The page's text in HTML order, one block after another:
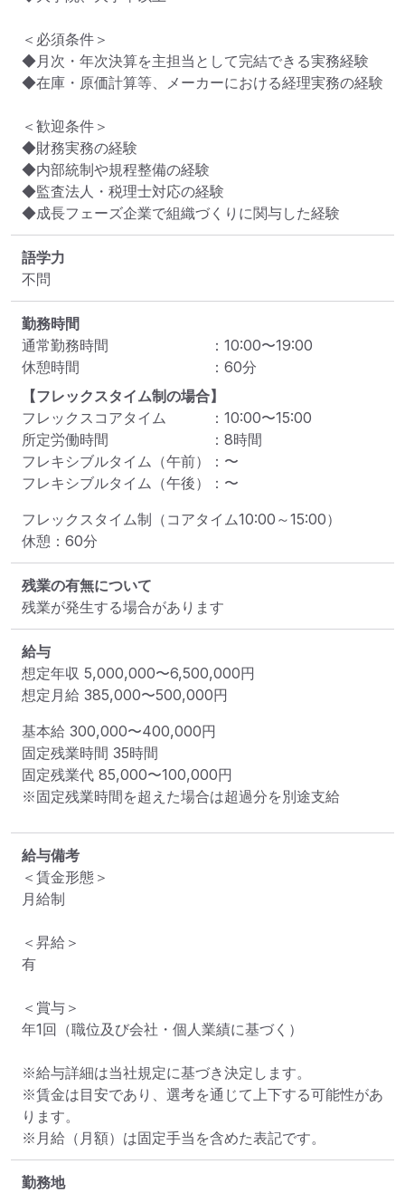
＜必須条件＞
◆月次・年次決算を主担当として完結できる実務経験
◆在庫・原価計算等、メーカーにおける経理実務の経験
＜歓迎条件＞
◆財務実務の経験
◆内部統制や規程整備の経験
◆監査法人・税理士対応の経験
◆成長フェーズ企業で組織づくりに関与した経験
語学力
不問
勤務時間
通常勤務時間
： 10:00〜19:00
休憩時間
： 60分
【フレックスタイム制の場合】
フレックスコアタイム
： 10:00〜15:00
所定労働時間
： 8時間
フレキシブルタイム（午前）
： 〜
フレキシブルタイム（午後）
： 〜
フレックスタイム制（コアタイム10:00～15:00）
休憩：60分
残業の有無について
残業が発生する場合があります
給与
想定年収 5,000,000〜6,500,000円
想定月給 385,000〜500,000円
基本給 300,000〜400,000円
固定残業時間 35時間
固定残業代 85,000〜100,000円
※固定残業時間を超えた場合は超過分を別途支給
給与備考
＜賃金形態＞
月給制
＜昇給＞
有
＜賞与＞
年1回（職位及び会社・個人業績に基づく）
※給与詳細は当社規定に基づき決定します。
※賃金は目安であり、選考を通じて上下する可能性があ
ります。
※月給（月額）は固定手当を含めた表記です。
勤務地